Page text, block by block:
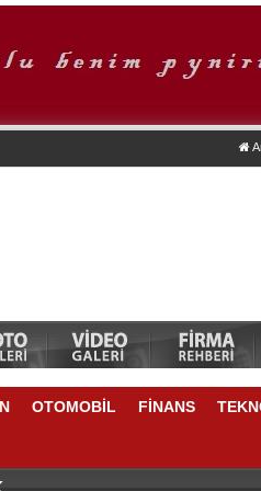
OTOMOBİL FİNANS
ARTIRACAK
İLİŞKİN ÖNEMLİ